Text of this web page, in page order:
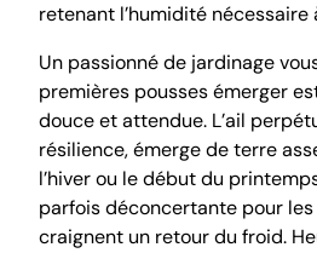
retenant l’humidité nécessaire
Un passionné de jardinage
premières pousses émerger
douce et attendue. L’ail
résilience, émerge de terre
l’hiver ou le début du
parfois déconcertante pour les
craignent un retour du froid.